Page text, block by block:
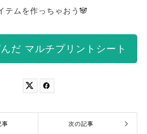
テムを作っちゃおう🐼
だ マルチプリントシート
 
事 次の記事